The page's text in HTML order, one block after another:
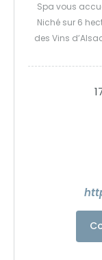
Spa vous
Niché sur 6
des Vins
de charme 4
de moments
jacuzzi sur
table
chefs Audrey